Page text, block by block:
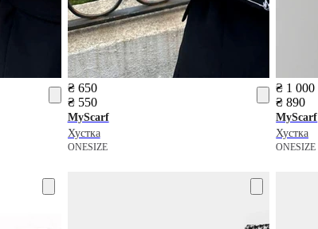
₴ 650
₴ 550
MyScarf
Хустка
ONESIZE
₴ 1 000
₴ 890
MyScarf
Хустка
ONESIZE